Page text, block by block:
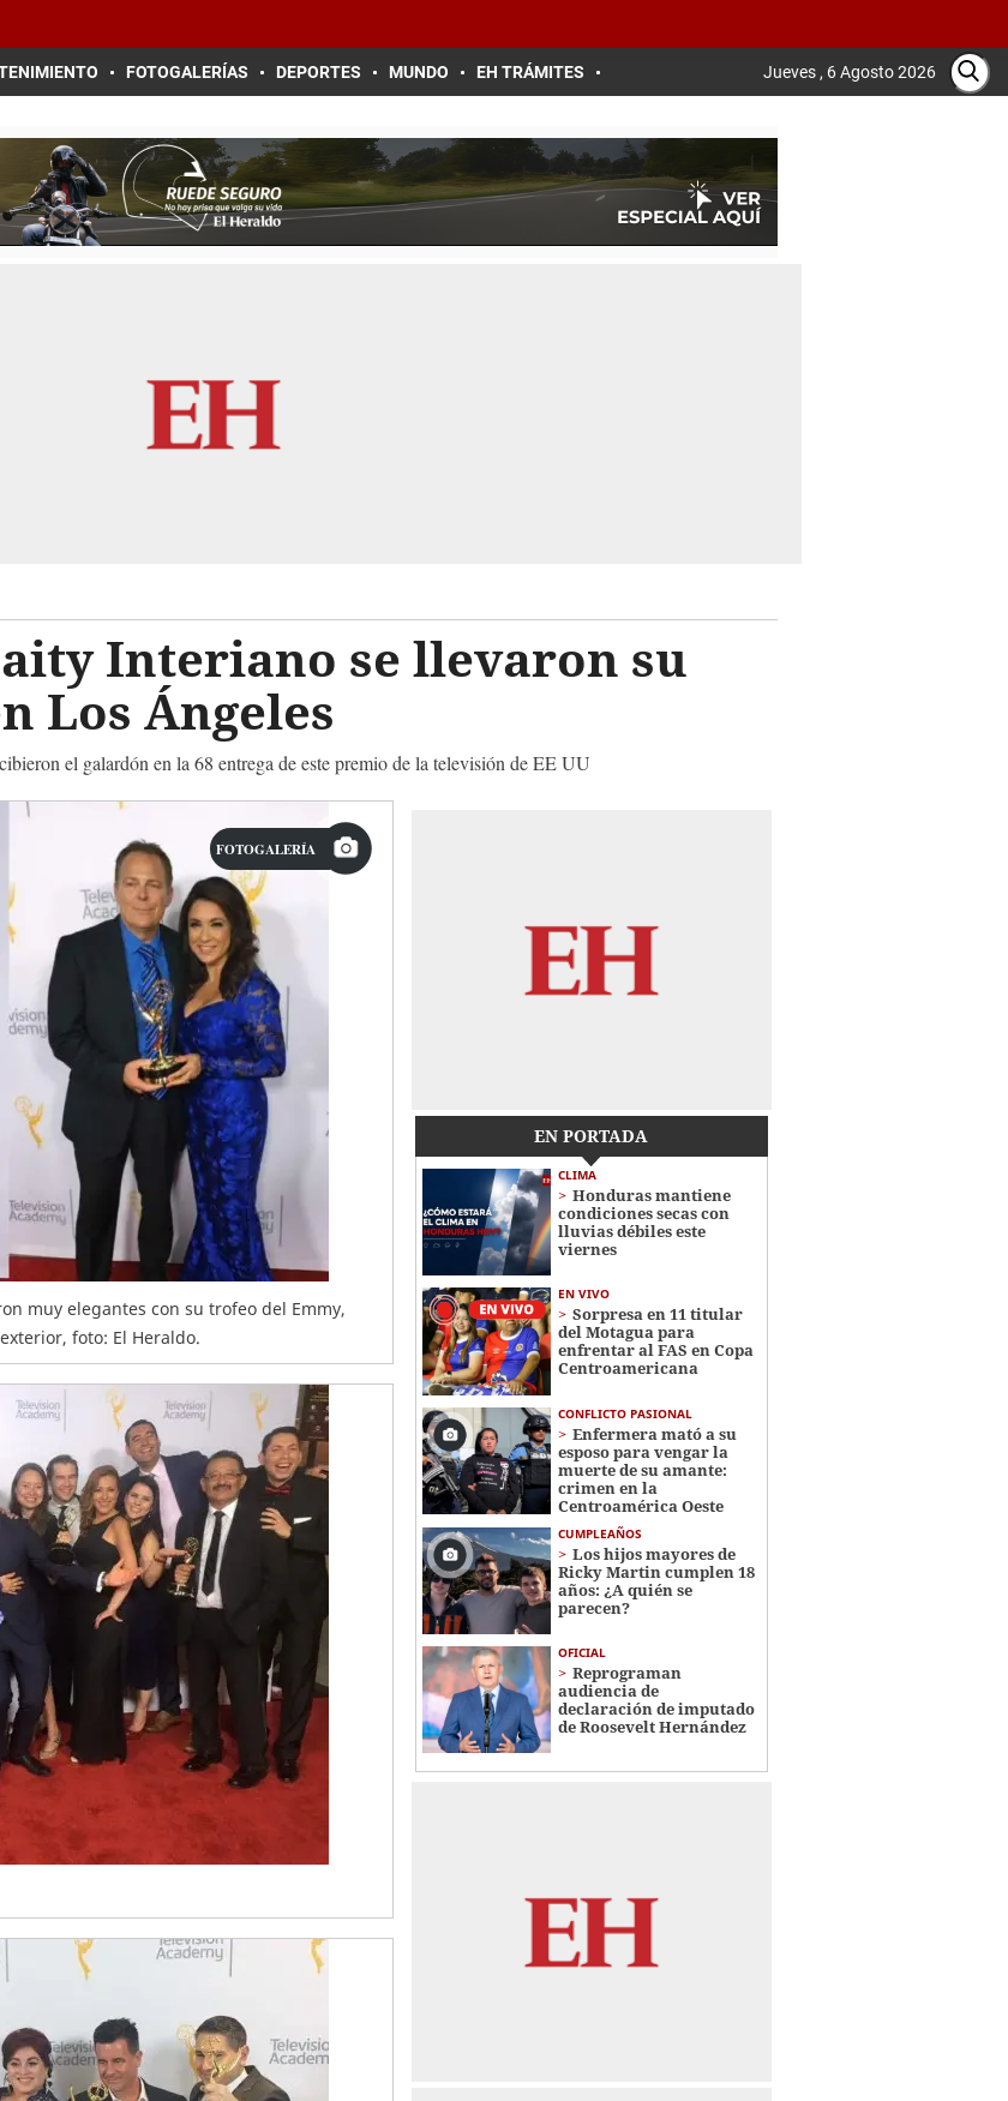
FOTOGALERÍAS DEPORTES MUNDO EH TRÁMITES Jueves , 6 Agosto 2026
Interiano se llevaron su
Los Ángeles
el galardón en la 68 entrega de este premio de la televisión de EE UU
FOTOGALERÍA
muy elegantes con su trofeo del Emmy,
foto: El Heraldo.
EN PORTADA
CLIMA
Honduras mantiene
condiciones secas con
lluvias débiles este
viernes
EN VIVO
Sorpresa en 11 titular
del Motagua para
enfrentar al FAS en Copa
Centroamericana
CONFLICTO PASIONAL
Enfermera mató a su
esposo para vengar la
muerte de su amante:
crimen en la
Centroamérica Oeste
CUMPLEAÑOS
Los hijos mayores de
Ricky Martin cumplen 18
años: ¿A quién se
parecen?
OFICIAL
Reprograman
audiencia de
declaración de imputado
de Roosevelt Hernández